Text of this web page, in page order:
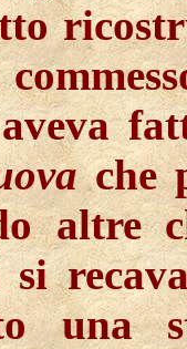
che
altre
una